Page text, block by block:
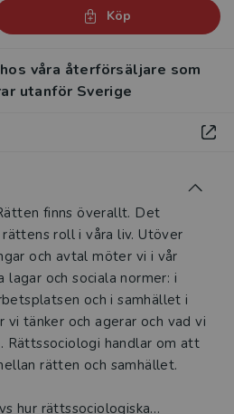
Köp
våra återförsäljare som
utanför Sverige
finns överallt. Det
roll i våra liv. Utöver
och avtal möter vi i vår
lagar och sociala normer: i
och i samhället i
tänker och agerar och vad vi
Rättssociologi handlar om att
rätten och samhället.
hur rättssociologiska